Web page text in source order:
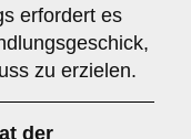
erfordert es
zu erzielen.
der